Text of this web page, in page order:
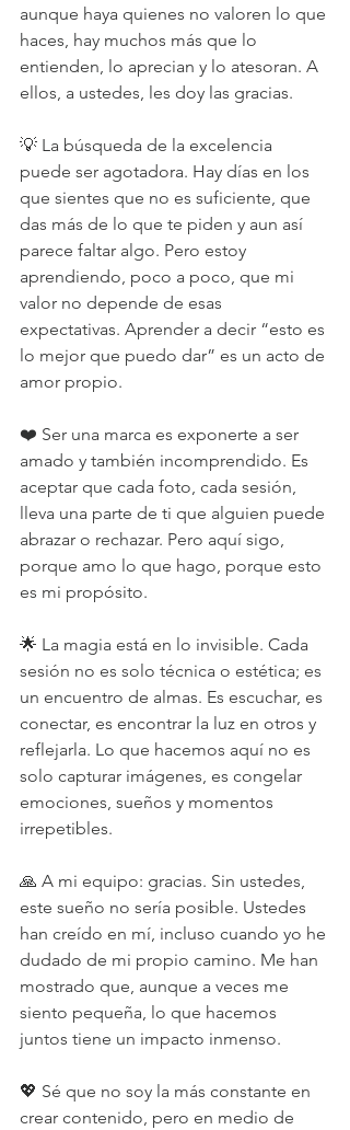
aunque haya quienes no valoren lo que
haces, hay muchos más que lo
entienden, lo aprecian y lo atesoran. A
ellos, a ustedes, les doy las gracias.
💡 La búsqueda de la excelencia
puede ser agotadora. Hay días en los
que sientes que no es suficiente, que
das más de lo que te piden y aun así
parece faltar algo. Pero estoy
aprendiendo, poco a poco, que mi
valor no depende de esas
expectativas. Aprender a decir “esto es
lo mejor que puedo dar” es un acto de
amor propio.
❤️ Ser una marca es exponerte a ser
amado y también incomprendido. Es
aceptar que cada foto, cada sesión,
lleva una parte de ti que alguien puede
abrazar o rechazar. Pero aquí sigo,
porque amo lo que hago, porque esto
es mi propósito.
🌟 La magia está en lo invisible. Cada
sesión no es solo técnica o estética; es
un encuentro de almas. Es escuchar, es
conectar, es encontrar la luz en otros y
reflejarla. Lo que hacemos aquí no es
solo capturar imágenes, es congelar
emociones, sueños y momentos
irrepetibles.
🙏 A mi equipo: gracias. Sin ustedes,
este sueño no sería posible. Ustedes
han creído en mí, incluso cuando yo he
dudado de mi propio camino. Me han
mostrado que, aunque a veces me
siento pequeña, lo que hacemos
juntos tiene un impacto inmenso.
💖 Sé que no soy la más constante en
crear contenido, pero en medio de